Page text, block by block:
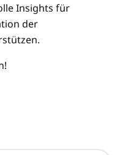
Insights für
der